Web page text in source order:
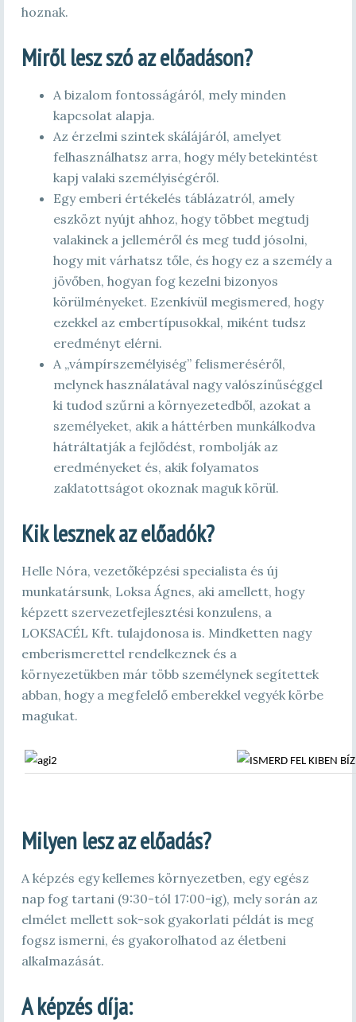
hoznak.
Miről lesz szó az előadáson?
A bizalom fontosságáról, mely minden
kapcsolat alapja.
Az érzelmi szintek skálájáról, amelyet
felhasználhatsz arra, hogy mély betekintést
kapj valaki személyiségéről.
Egy emberi értékelés táblázatról, amely
eszközt nyújt ahhoz, hogy többet megtudj
valakinek a jelleméről és meg tudd jósolni,
hogy mit várhatsz tőle, és hogy ez a személy a
jövőben, hogyan fog kezelni bizonyos
körülményeket. Ezenkívül megismered, hogy
ezekkel az embertípusokkal, miként tudsz
eredményt elérni.
A „vámpírszemélyiség” felismeréséről,
melynek használatával nagy valószínűséggel
ki tudod szűrni a környezetedből, azokat a
személyeket, akik a háttérben munkálkodva
hátráltatják a fejlődést, rombolják az
eredményeket és, akik folyamatos
zaklatottságot okoznak maguk körül.
Kik lesznek az előadók?
Helle Nóra, vezetőképzési specialista és új
munkatársunk, Loksa Ágnes, aki amellett, hogy
képzett szervezetfejlesztési konzulens, a
LOKSACÉL Kft. tulajdonosa is. Mindketten nagy
emberismerettel rendelkeznek és a
környezetükben már több személynek segítettek
abban, hogy a megfelelő emberekkel vegyék körbe
magukat.
Milyen lesz az előadás?
A képzés egy kellemes környezetben, egy egész
nap fog tartani (9:30-tól 17:00-ig), mely során az
elmélet mellett sok-sok gyakorlati példát is meg
fogsz ismerni, és gyakorolhatod az életbeni
alkalmazását.
A képzés díja: